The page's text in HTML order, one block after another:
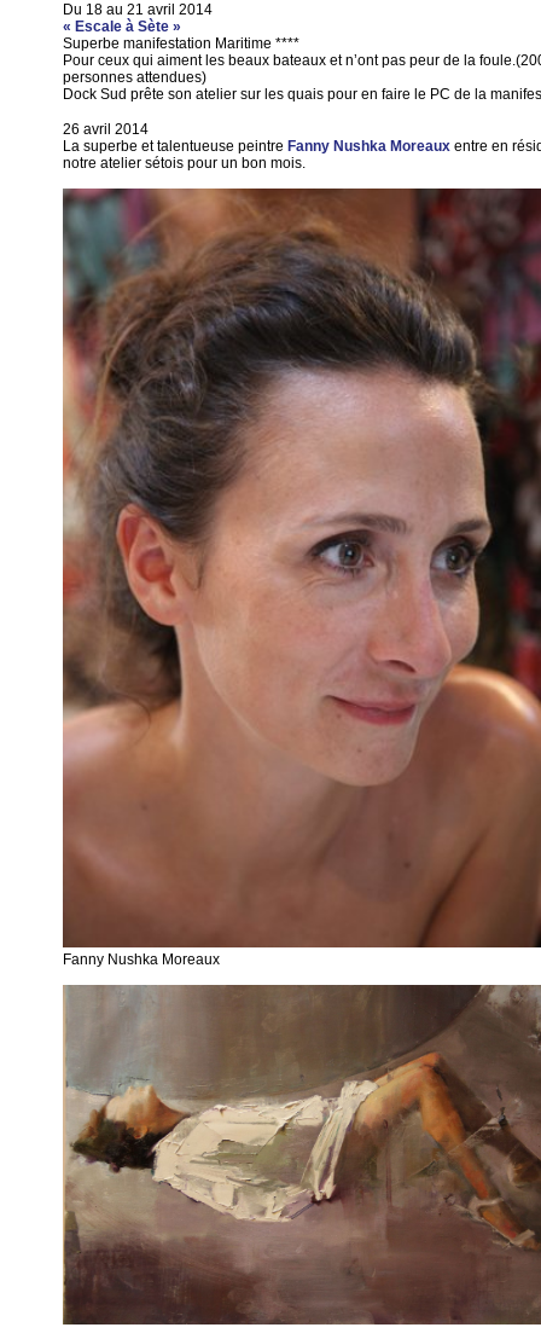
Du 18 au 21 avril 2014
« Escale à Sète »
Superbe manifestation Maritime ****
Pour ceux qui aiment les beaux bateaux et n’ont pas peur de la
personnes attendues)
Dock Sud prête son atelier sur les quais pour en faire le PC de la
26 avril 2014
La superbe et talentueuse peintre Fanny Nushka Moreaux entre en
notre atelier sétois pour un bon mois.
Fanny Nushka Moreaux